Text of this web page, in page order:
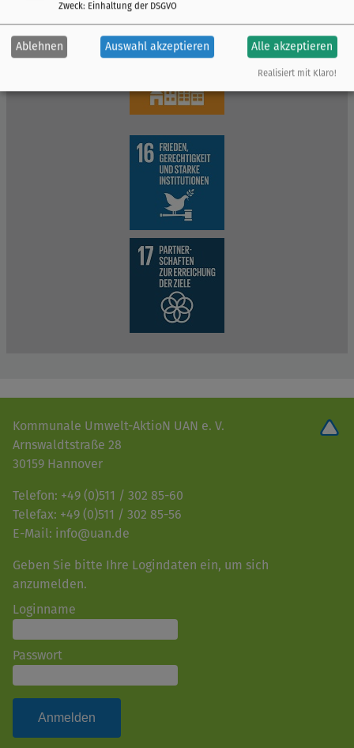
Kommunale Umwelt-AktioN UAN e. V.
Arnswaldtstraße 28
30159 Hannover
Telefon: +49 (0)511 / 302 85-60
Telefax: +49 (0)511 / 302 85-56
E-Mail: info@uan.de
Geben Sie bitte Ihre Logindaten ein, um sich
anzumelden.
Loginname
Passwort
Zweck: Einhaltung der DSGVO
Ablehnen Auswahl akzeptieren Alle akzeptieren
Realisiert mit Klaro!